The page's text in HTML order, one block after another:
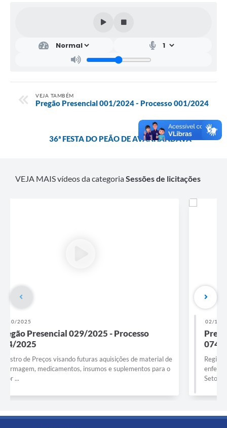
VEJA TAMBÉM
Pregão Presencial 001/2024 - Processo 001/2024
MAIS VÍDEOS
36ª FESTA DO PEÃO DE AVANHANDAVA
VEJA MAIS vídeos da categoriaSessões de licitações
Pregão Presencial 029/2025 - Processo
074/2025
Registro de Preços visando futuras aquisições de material de
enfermagem, medicamentos, insumos e suplementos para o